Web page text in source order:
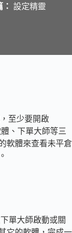
設定精靈
至少要開啟
、下單大師等三
軟體來查看未平倉
單大師啟動或關